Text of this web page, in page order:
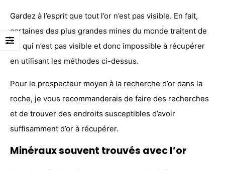
Gardez à l’esprit que tout l’or n’est pas visible. En fait,
certaines des plus grandes mines du monde traitent de
l’or qui n’est pas visible et donc impossible à récupérer
en utilisant les méthodes ci-dessus.
Pour le prospecteur moyen à la recherche d’or dans la
roche, je vous recommanderais de faire des recherches
et de trouver des endroits susceptibles d’avoir
suffisamment d’or à récupérer.
Minéraux souvent trouvés avec l’or